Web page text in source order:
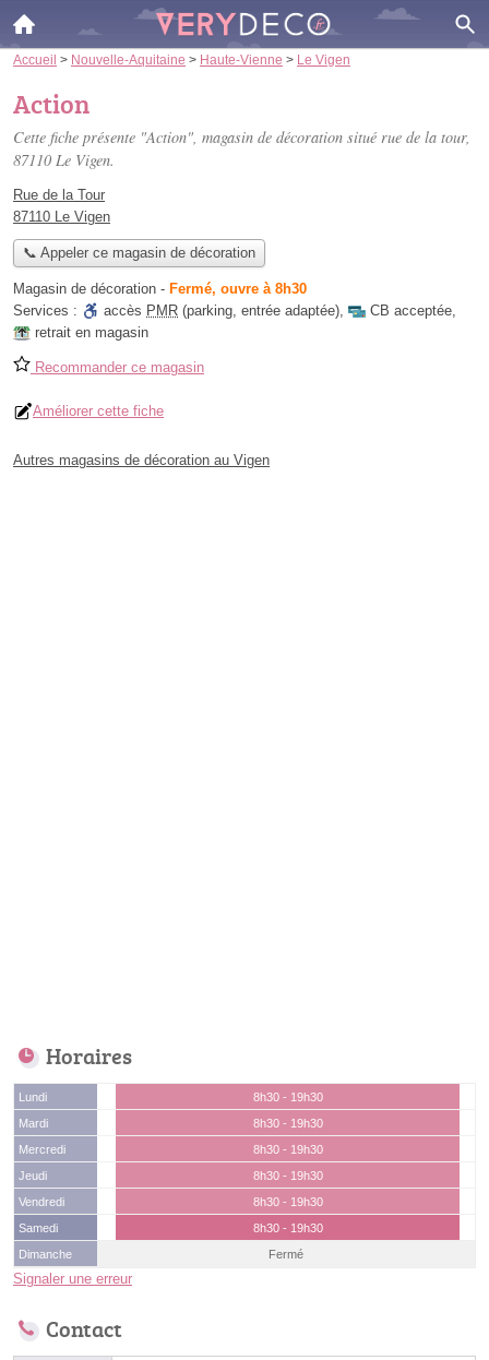
Accueil > Nouvelle-Aquitaine > Haute-Vienne > Le Vigen
Action
Cette fiche présente "Action", magasin de décoration situé rue de la tour,
87110 Le Vigen.
Rue de la Tour
87110 Le Vigen
📞 Appeler ce magasin de décoration
Magasin de décoration - Fermé, ouvre à 8h30
Services :
accès PMR (parking, entrée adaptée), CB acceptée,
retrait en magasin
Recommander ce magasin
Améliorer cette fiche
Autres magasins de décoration au Vigen
Horaires
Lundi
8h30 - 19h30
Mardi
8h30 - 19h30
Mercredi
8h30 - 19h30
Jeudi
8h30 - 19h30
Vendredi
8h30 - 19h30
Samedi
8h30 - 19h30
Dimanche
Fermé
Signaler une erreur
Contact